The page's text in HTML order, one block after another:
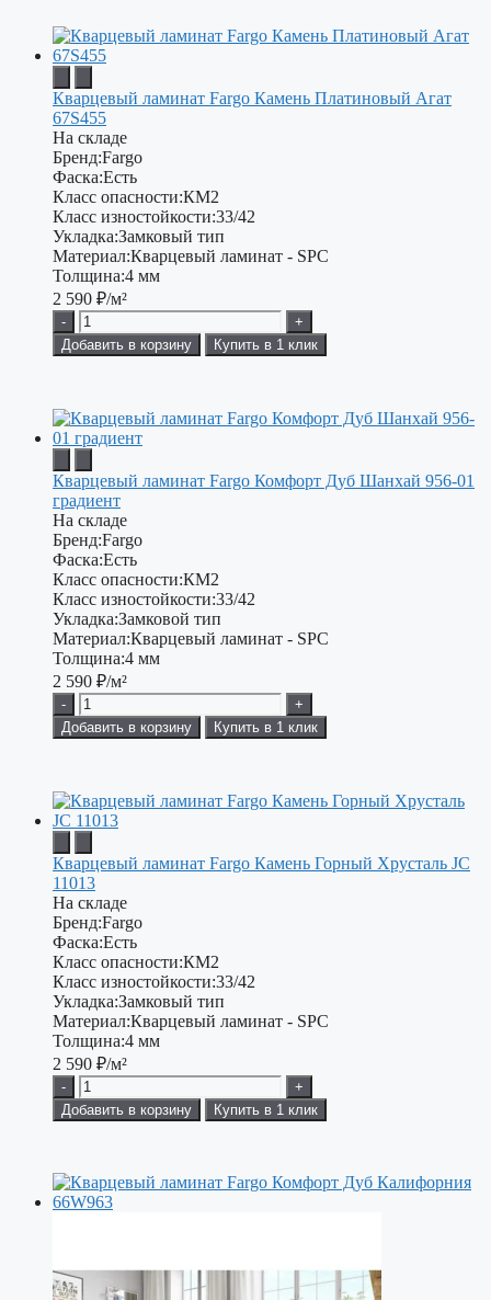
Кварцевый ламинат Fargo Камень Платиновый Агат
67S455
На складе
Бренд:Fargo
Фаска:Есть
Класс опасности:КМ2
Класс изностойкости:33/42
Укладка:Замковый тип
Материал:Кварцевый ламинат - SPC
Толщина:4 мм
2 590 ₽/м²
-
+
Добавить в корзину
Купить в 1 клик
Кварцевый ламинат Fargo Комфорт Дуб Шанхай 956-01
градиент
На складе
Бренд:Fargo
Фаска:Есть
Класс опасности:КМ2
Класс изностойкости:33/42
Укладка:Замковой тип
Материал:Кварцевый ламинат - SPC
Толщина:4 мм
2 590 ₽/м²
-
+
Добавить в корзину
Купить в 1 клик
Кварцевый ламинат Fargo Камень Горный Хрусталь JC
11013
На складе
Бренд:Fargo
Фаска:Есть
Класс опасности:КМ2
Класс изностойкости:33/42
Укладка:Замковый тип
Материал:Кварцевый ламинат - SPC
Толщина:4 мм
2 590 ₽/м²
-
+
Добавить в корзину
Купить в 1 клик